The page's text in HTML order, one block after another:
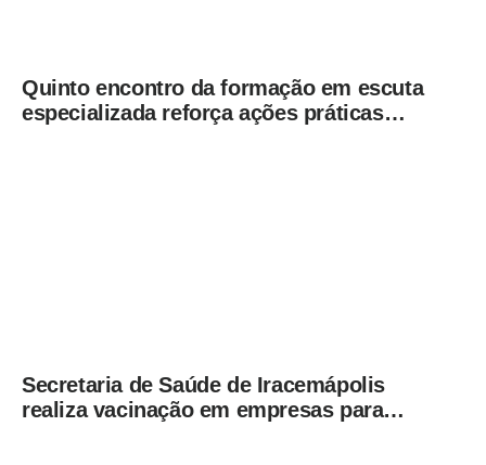
Quinto encontro da formação em escuta
especializada reforça ações práticas
Secretaria de Saúde de Iracemápolis
realiza vacinação em empresas para